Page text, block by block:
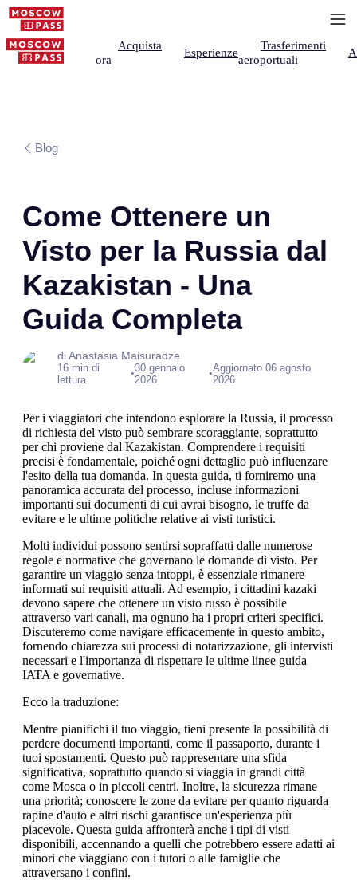
Acquista
ora
Esperienze
Trasferimenti
aeroportuali
Blog
Come Ottenere un
Visto per la Russia dal
Kazakistan - Una
Guida Completa
di Anastasia Maisuradze
16 min di
lettura
•30 gennaio
2026
•Aggiornato 06 agosto
2026
Per i viaggiatori che intendono esplorare la Russia, il processo
di richiesta del visto può sembrare scoraggiante, soprattutto
per chi proviene dal Kazakistan. Comprendere i requisiti
precisi è fondamentale, poiché ogni dettaglio può influenzare
l'esito della tua domanda. In questa guida, ti forniremo una
panoramica accurata del processo, incluse informazioni
importanti sui documenti di cui avrai bisogno, le truffe da
evitare e le ultime politiche relative ai visti turistici.
Molti individui possono sentirsi sopraffatti dalle numerose
regole e normative che governano le domande di visto. Per
garantire un viaggio senza intoppi, è essenziale rimanere
informati sui requisiti attuali. Ad esempio, i cittadini kazaki
devono sapere che ottenere un visto russo è possibile
attraverso vari canali, ma ognuno ha i propri criteri specifici.
Discuteremo come navigare efficacemente in questo ambito,
fornendo chiarezza sui processi di notarizzazione, gli intervisti
necessari e l'importanza di rispettare le ultime linee guida
IATA e governative.
Ecco la traduzione:
Mentre pianifichi il tuo viaggio, tieni presente la possibilità di
perdere documenti importanti, come il passaporto, durante i
tuoi spostamenti. Questo può rappresentare una sfida
significativa, soprattutto quando si viaggia in grandi città
come Mosca o in piccoli centri. Inoltre, la sicurezza rimane
una priorità; conoscere le zone da evitare per quanto riguarda
rapine d'auto e altri rischi garantisce un'esperienza più
piacevole. Questa guida affronterà anche i tipi di visti
disponibili, accennando a quelli che potrebbero essere adatti ai
minori che viaggiano con i tutori o alle famiglie che
attraversano i confini.